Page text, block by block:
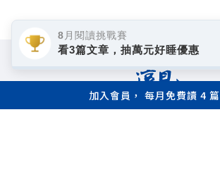
加入會員， 每月免費讀 4 篇
8月閱讀挑戰賽
看3篇文章，抽萬元好睡優惠